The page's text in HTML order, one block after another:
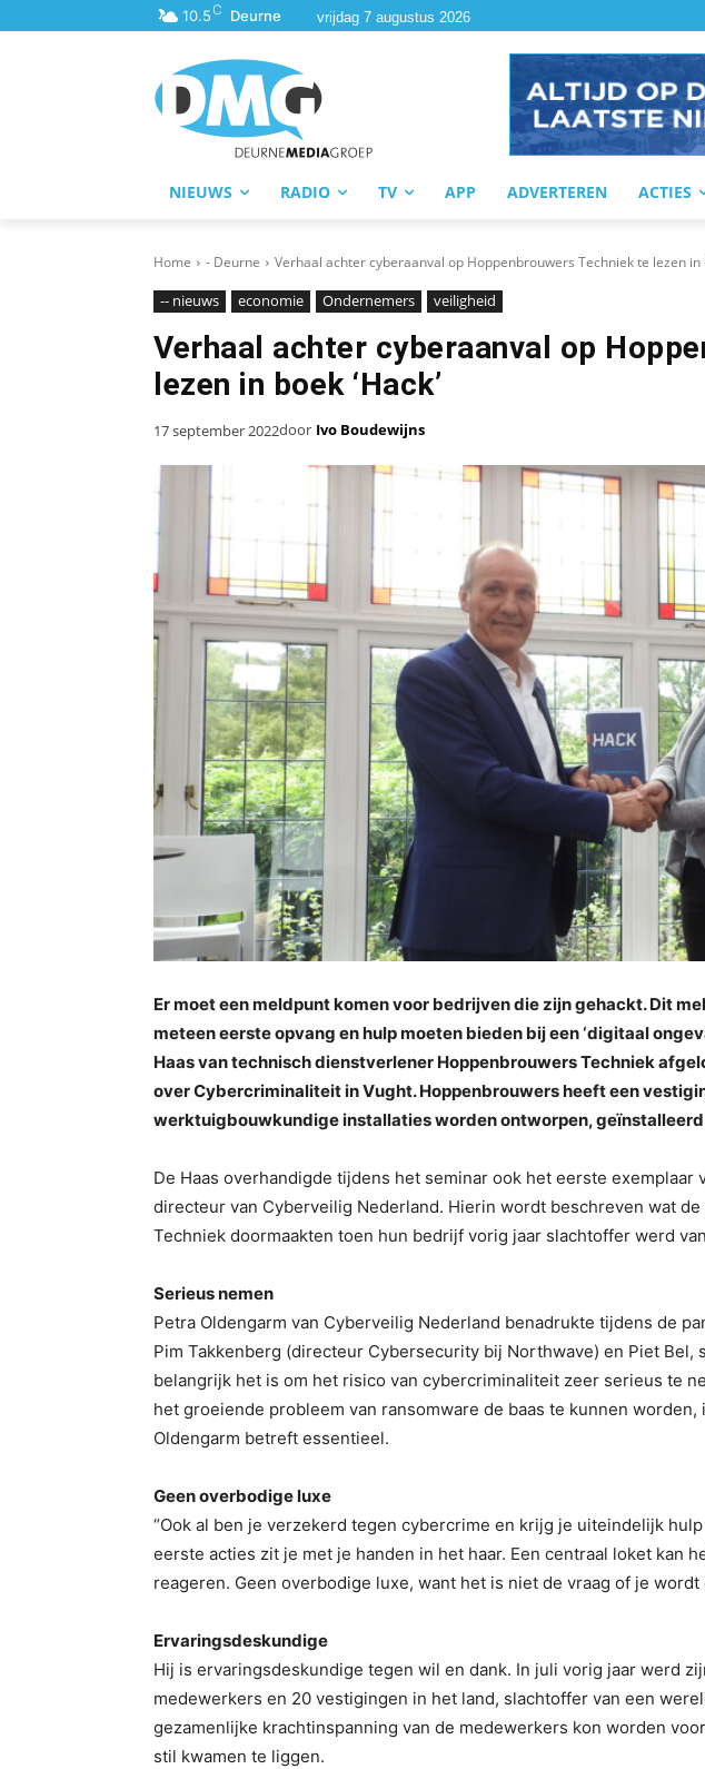
10.5C Deurne vrijdag 7 augustus 2026
NIEUWS RADIO TV APP ADVERTEREN ACTIES
Home - Deurne Verhaal achter cyberaanval op Hoppenbrouwers Techniek te lezen in
-- nieuws economie Ondernemers veiligheid
Verhaal achter cyberaanval op
lezen in boek ‘Hack’
17 september 2022door Ivo Boudewijns
Er moet een meldpunt komen voor bedrijven die zijn gehackt. Dit
meteen eerste opvang en hulp moeten bieden bij een ‘digitaal
Haas van technisch dienstverlener Hoppenbrouwers Techniek
over Cybercriminaliteit in Vught. Hoppenbrouwers heeft een
werktuigbouwkundige installaties worden ontworpen, geïnstalleerd
De Haas overhandigde tijdens het seminar ook het eerste exemplaar
directeur van Cyberveilig Nederland. Hierin wordt beschreven wat
Techniek doormaakten toen hun bedrijf vorig jaar slachtoffer werd
Serieus nemen
Petra Oldengarm van Cyberveilig Nederland benadrukte tijdens de
Pim Takkenberg (directeur Cybersecurity bij Northwave) en Piet Bel,
belangrijk het is om het risico van cybercriminaliteit zeer serieus te
het groeiende probleem van ransomware de baas te kunnen
Oldengarm betreft essentieel.
Geen overbodige luxe
“Ook al ben je verzekerd tegen cybercrime en krijg je uiteindelijk
eerste acties zit je met je handen in het haar. Een centraal loket kan
reageren. Geen overbodige luxe, want het is niet de vraag of je wordt
Ervaringsdeskundige
Hij is ervaringsdeskundige tegen wil en dank. In juli vorig jaar werd
medewerkers en 20 vestigingen in het land, slachtoffer van een
gezamenlijke krachtinspanning van de medewerkers kon worden
stil kwamen te liggen.